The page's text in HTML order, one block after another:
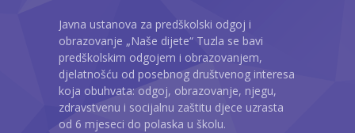
Javna ustanova za predškolski odgoj i
obrazovanje „Naše dijete“ Tuzla se bavi
predškolskim odgojem i obrazovanjem,
djelatnošću od posebnog društvenog interesa
koja obuhvata: odgoj, obrazovanje, njegu,
zdravstvenu i socijalnu zaštitu djece uzrasta
od 6 mjeseci do polaska u školu.